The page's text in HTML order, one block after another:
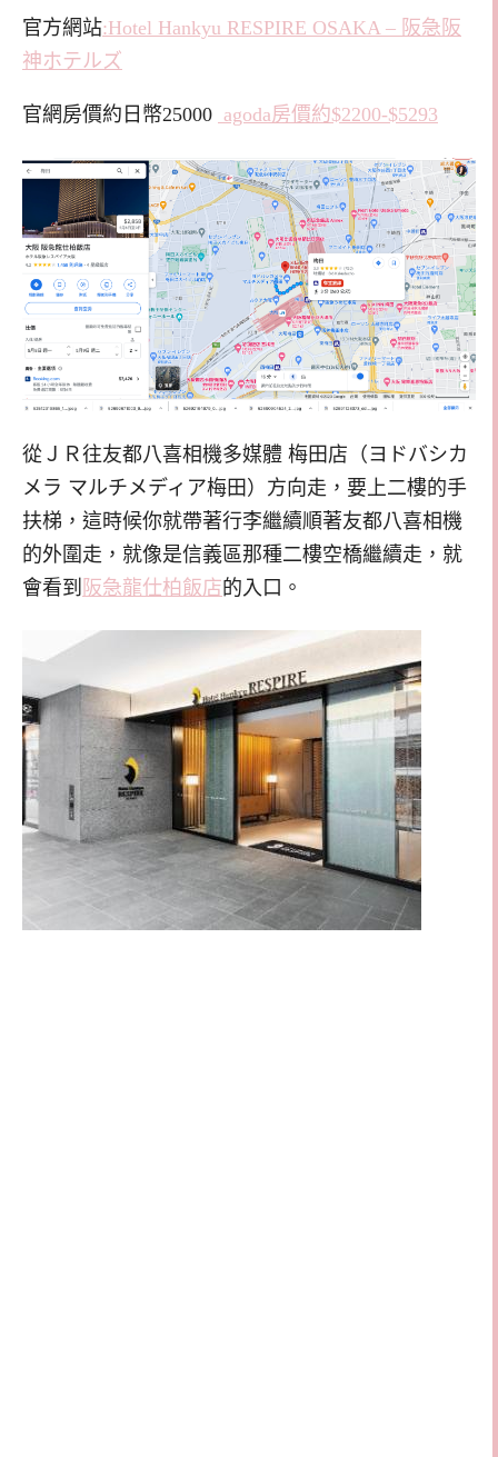
官方網站:Hotel Hankyu RESPIRE OSAKA – 阪急阪
神ホテルズ
官網房價約日幣25000 agoda房價約$2200-$5293
從ＪＲ往友都八喜相機多媒體 梅田店（ヨドバシカ
メラ マルチメディア梅田）方向走，要上二樓的手
扶梯，這時候你就帶著行李繼續順著友都八喜相機
的外圍走，就像是信義區那種二樓空橋繼續走，就
會看到 阪急龍仕柏飯店的入口。